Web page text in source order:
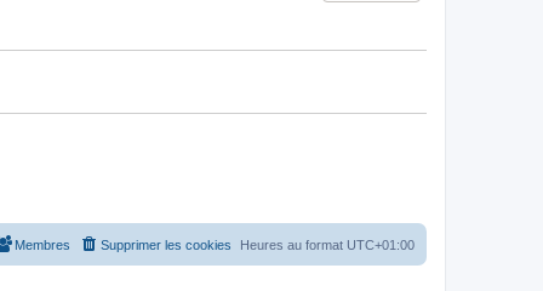
a
Heures au format UTC+01:00
Supprimer les cookies
Membres